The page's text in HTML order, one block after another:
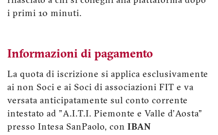
i primi 10 minuti.
Informazioni di pagamento
La quota di iscrizione si applica esclusivamente
ai non Soci e ai Soci di associazioni FIT e va
versata anticipatamente sul conto corrente
intestato ad "A.I.T.I. Piemonte e Valle d'Aosta"
presso Intesa SanPaolo, con IBAN